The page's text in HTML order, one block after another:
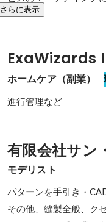
さらに表示
ExaWizards
ホームケア（副業）
進行管理など
有限会社サン
モデリスト
パターンを手引き・
その他、縫製全般、ク